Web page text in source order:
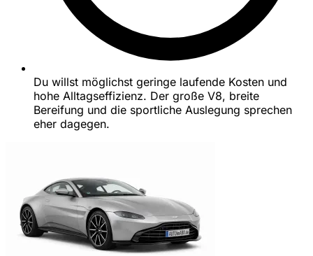
Du willst möglichst geringe laufende Kosten und
hohe Alltagseffizienz. Der große V8, breite
Bereifung und die sportliche Auslegung sprechen
eher dagegen.